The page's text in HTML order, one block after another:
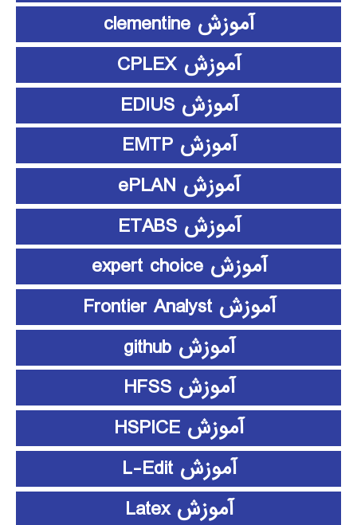
آموزش clementine
آموزش CPLEX
آموزش EDIUS
آموزش EMTP
آموزش ePLAN
آموزش ETABS
آموزش expert choice
آموزش Frontier Analyst
آموزش github
آموزش HFSS
آموزش HSPICE
آموزش L-Edit
آموزش Latex